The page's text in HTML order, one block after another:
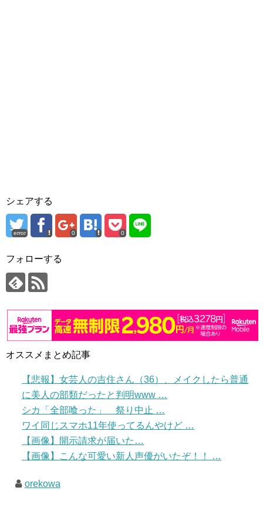
シェアする
error 0 0
フォローする
オススメまとめ記事
【悲報】女芸人の吉住さん（36）、メイクしたら普通
に美人の部類だったと判明www …
シカ「全部喰った」 祭り中止 …
ワイ同じスマホ11年使ってるんやけど …
【画像】開示請求が届いた…
【画像】こんな可愛い新人声優がいたぞ！！ …
orekowa